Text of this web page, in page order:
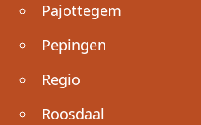
Pajottegem
Pepingen
Regio
Roosdaal